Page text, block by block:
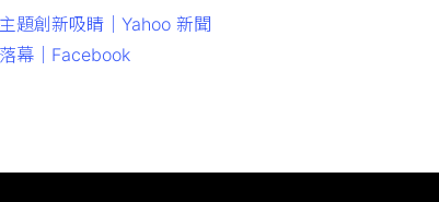
題創新吸睛｜Yahoo 新聞
幕｜Facebook